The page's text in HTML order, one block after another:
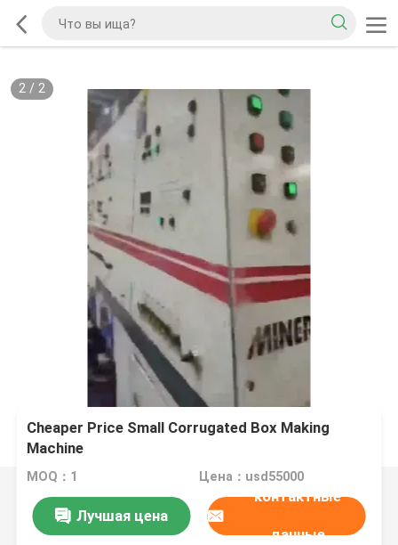
2/ 2
Cheaper Price Small Corrugated Box Making
Machine
MOQ：1 Цена：usd55000
Лучшая цена
контактные
данные